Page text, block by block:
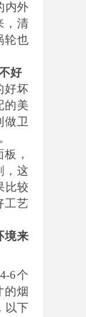
内外
，清
轮也
好
坏
的美
做卫
，
，这
比较
工艺
境来
6个
的烟
以下